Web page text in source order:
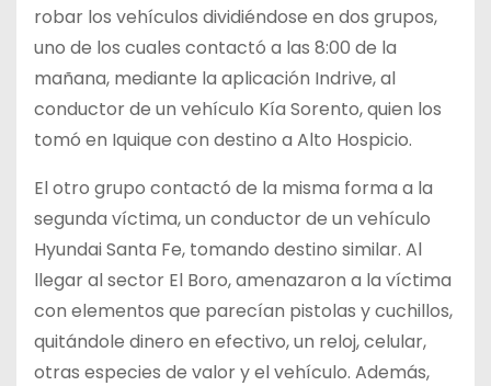
robar los vehículos dividiéndose en dos grupos,
uno de los cuales contactó a las 8:00 de la
mañana, mediante la aplicación Indrive, al
conductor de un vehículo Kía Sorento, quien los
tomó en Iquique con destino a Alto Hospicio.
El otro grupo contactó de la misma forma a la
segunda víctima, un conductor de un vehículo
Hyundai Santa Fe, tomando destino similar. Al
llegar al sector El Boro, amenazaron a la víctima
con elementos que parecían pistolas y cuchillos,
quitándole dinero en efectivo, un reloj, celular,
otras especies de valor y el vehículo. Además,